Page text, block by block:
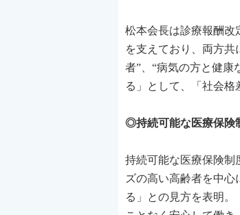
松本会長は診療報酬改
を支えており、両方共
者”、“病気の方と健康
る」として、「社会格
◎持続可能な医療保険
持続可能な医療保険制
ズの高い高齢者を中
る」との見方を表明